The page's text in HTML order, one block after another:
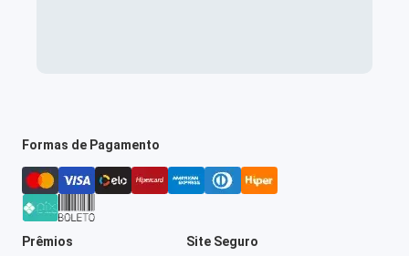
Formas de Pagamento
Prêmios Site Seguro